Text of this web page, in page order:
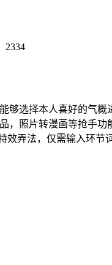
2334
选择本人喜好的气概
，照片转漫画等抢手
弄法，仅需输入环节